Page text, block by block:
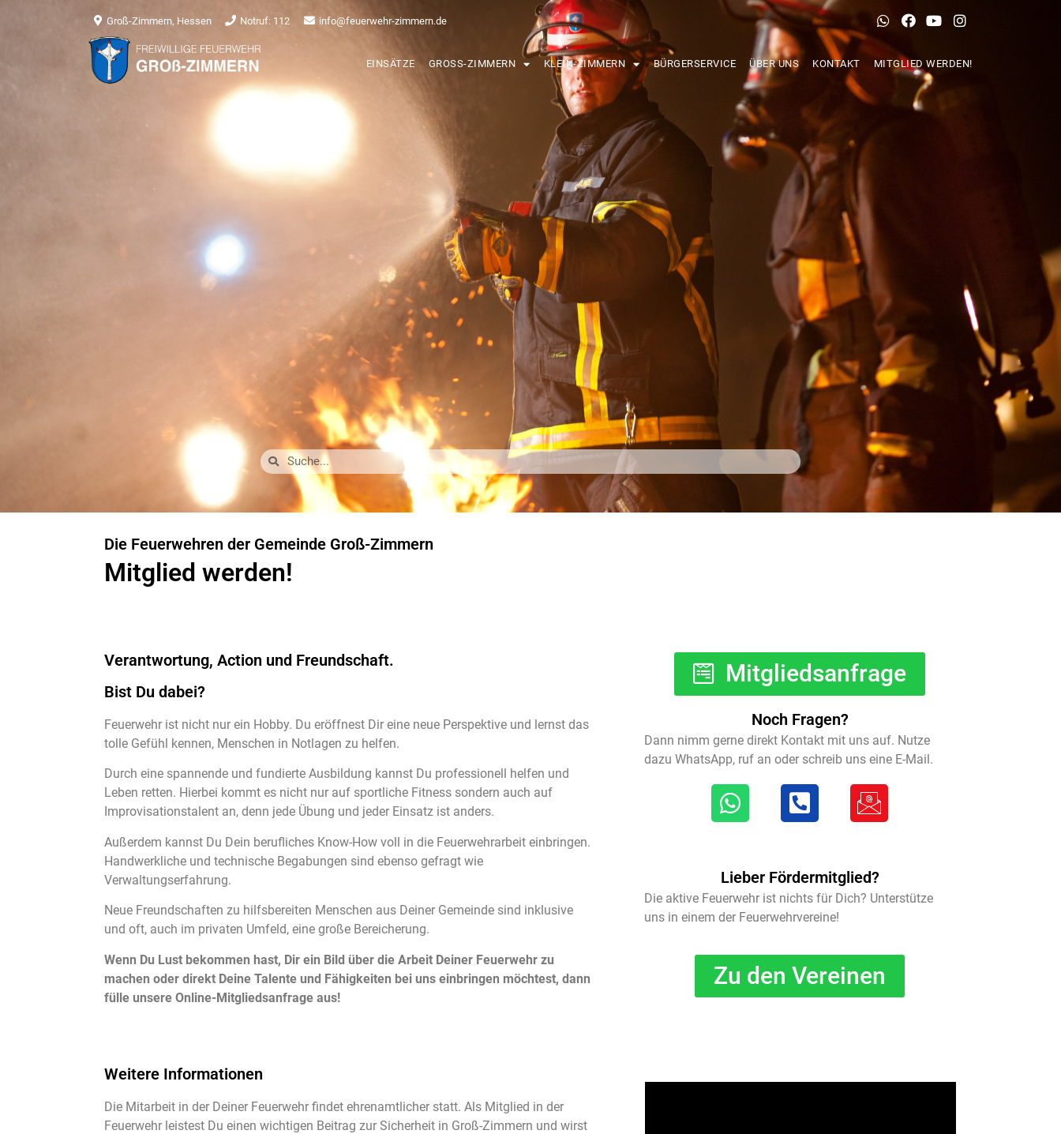
Groß-Zimmern, Hessen Notruf: 112 info@feuerwehr-zimmern.de
EINSÄTZE GROSS-ZIMMERN KLEIN-ZIMMERN BÜRGERSERVICE ÜBER UNS KONTAKT MITGLIED WERDEN!
Die Feuerwehren der Gemeinde Groß-Zimmern
Mitglied werden!
Verantwortung, Action und Freundschaft.
Bist Du dabei?
Feuerwehr ist nicht nur ein Hobby. Du eröffnest Dir eine neue Perspektive und lernst das
tolle Gefühl kennen, Menschen in Notlagen zu helfen.
Durch eine spannende und fundierte Ausbildung kannst Du professionell helfen und
Leben retten. Hierbei kommt es nicht nur auf sportliche Fitness sondern auch auf
Improvisationstalent an, denn jede Übung und jeder Einsatz ist anders.
Außerdem kannst Du Dein berufliches Know-How voll in die Feuerwehrarbeit einbringen.
Handwerkliche und technische Begabungen sind ebenso gefragt wie
Verwaltungserfahrung.
Neue Freundschaften zu hilfsbereiten Menschen aus Deiner Gemeinde sind inklusive
und oft, auch im privaten Umfeld, eine große Bereicherung.
Wenn Du Lust bekommen hast, Dir ein Bild über die Arbeit Deiner Feuerwehr zu
machen oder direkt Deine Talente und Fähigkeiten bei uns einbringen möchtest, dann
fülle unsere Online-Mitgliedsanfrage aus!
Mitgliedsanfrage
Noch Fragen?
Dann nimm gerne direkt Kontakt mit uns auf. Nutze
dazu WhatsApp, ruf an oder schreib uns eine E-Mail.
Lieber Fördermitglied?
Die aktive Feuerwehr ist nichts für Dich? Unterstütze
uns in einem der Feuerwehrvereine!
Zu den Vereinen
Weitere Informationen
Die Mitarbeit in der Deiner Feuerwehr findet ehrenamtlicher statt. Als Mitglied in der
Feuerwehr leistest Du einen wichtigen Beitrag zur Sicherheit in Groß-Zimmern und wirst